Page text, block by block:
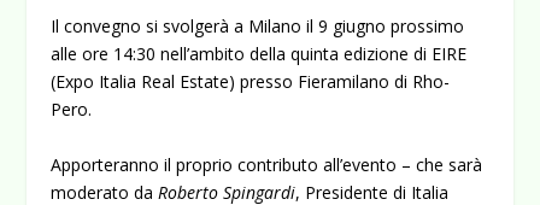
Il convegno si svolgerà a Milano il 9 giugno prossimo
alle ore 14:30 nell’ambito della quinta edizione di EIRE
(Expo Italia Real Estate) presso Fieramilano di Rho-
Pero.
Apporteranno il proprio contributo all’evento – che sarà
moderato da Roberto Spingardi, Presidente di Italia